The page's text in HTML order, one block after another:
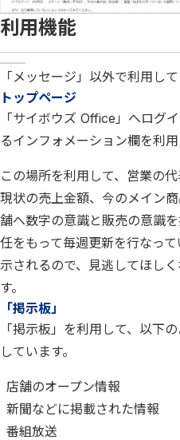
利用機能
「メッセージ」以外で利用し
トップページ
「サイボウズ Office」へログ
るインフォメーション欄を利用
この場所を利用して、営業の
現状の売上金額、今のメイン
舗へ数字の意識と販売の意識
任をもって毎週更新を行なっ
示されるので、見逃してほし
す。
「掲示板」
「掲示板」を利用して、以下
しています。
店舗のオープン情報
新聞などに掲載された情報
番組放送